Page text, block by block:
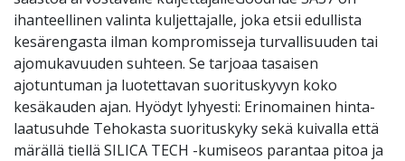
ihanteellinen valinta kuljettajalle, joka etsii edullista
kesärengasta ilman kompromisseja turvallisuuden tai
ajomukavuuden suhteen. Se tarjoaa tasaisen
ajotuntuman ja luotettavan suorituskyvyn koko
kesäkauden ajan. Hyödyt lyhyesti: Erinomainen hinta-
laatusuhde Tehokasta suorituskyky sekä kuivalla että
märällä tiellä SILICA TECH -kumiseos parantaa pitoa ja